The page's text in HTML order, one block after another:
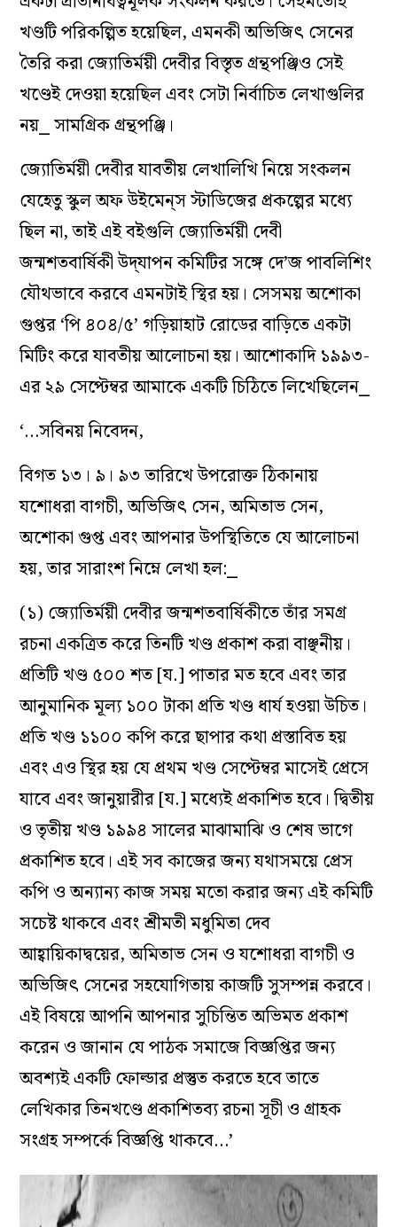
খণ্ডটি পরিকল্পিত হয়েছিল, এমনকী অভিজিৎ সেনের
তৈরি করা জ্যোতির্ময়ী দেবীর বিস্তৃত গ্রন্থপঞ্জিও সেই
খণ্ডেই দেওয়া হয়েছিল এবং সেটা নির্বাচিত লেখাগুলির
নয়⎯ সামগ্রিক গ্রন্থপঞ্জি।
জ্যোতির্ময়ী দেবীর যাবতীয় লেখালিখি নিয়ে সংকলন
যেহেতু স্কুল অফ উইমেন্‌স স্টাডিজের প্রকল্পের মধ্যে
ছিল না, তাই এই বইগুলি জ্যোতির্ময়ী দেবী
জন্মশতবার্ষিকী উদ্‌যাপন কমিটির সঙ্গে দে’জ পাবলিশিং
যৌথভাবে করবে এমনটাই স্থির হয়। সেসময় অশোকা
গুপ্তর ‘পি ৪০৪/৫’ গড়িয়াহাট রোডের বাড়িতে একটা
মিটিং করে যাবতীয় আলোচনা হয়। আশোকাদি ১৯৯৩-
এর ২৯ সেপ্টেম্বর আমাকে একটি চিঠিতে লিখেছিলেন⎯
‘…সবিনয় নিবেদন,
বিগত ১৩। ৯। ৯৩ তারিখে উপরোক্ত ঠিকানায়
যশোধরা বাগচী, অভিজিৎ সেন, অমিতাভ সেন,
অশোকা গুপ্ত এবং আপনার উপস্থিতিতে যে আলোচনা
হয়, তার সারাংশ নিম্নে লেখা হল:⎯
(১) জ্যোতির্ময়ী দেবীর জন্মশতবার্ষিকীতে তাঁর সমগ্র
রচনা একত্রিত করে তিনটি খণ্ড প্রকাশ করা বাঞ্ছনীয়।
প্রতিটি খণ্ড ৫০০ শত [য.] পাতার মত হবে এবং তার
আনুমানিক মূল্য ১০০ টাকা প্রতি খণ্ড ধার্য হওয়া উচিত।
প্রতি খণ্ড ১১০০ কপি করে ছাপার কথা প্রস্তাবিত হয়
এবং এও স্থির হয় যে প্রথম খণ্ড সেপ্টেম্বর মাসেই প্রেসে
যাবে এবং জানুয়ারীর [য.] মধ্যেই প্রকাশিত হবে। দ্বিতীয়
ও তৃতীয় খণ্ড ১৯৯৪ সালের মাঝামাঝি ও শেষ ভাগে
প্রকাশিত হবে। এই সব কাজের জন্য যথাসময়ে প্রেস
কপি ও অন্যান্য কাজ সময় মতো করার জন্য এই কমিটি
সচেষ্ট থাকবে এবং শ্রীমতী মধুমিতা দেব
আহ্বায়িকাদ্বয়ের, অমিতাভ সেন ও যশোধরা বাগচী ও
অভিজিৎ সেনের সহযোগিতায় কাজটি সুসম্পন্ন করবে।
এই বিষয়ে আপনি আপনার সুচিন্তিত অভিমত প্রকাশ
করেন ও জানান যে পাঠক সমাজে বিজ্ঞপ্তির জন্য
অবশ্যই একটি ফোল্ডার প্রস্তুত করতে হবে তাতে
লেখিকার তিনখণ্ডে প্রকাশিতব্য রচনা সূচী ও গ্রাহক
সংগ্রহ সম্পর্কে বিজ্ঞপ্তি থাকবে…’